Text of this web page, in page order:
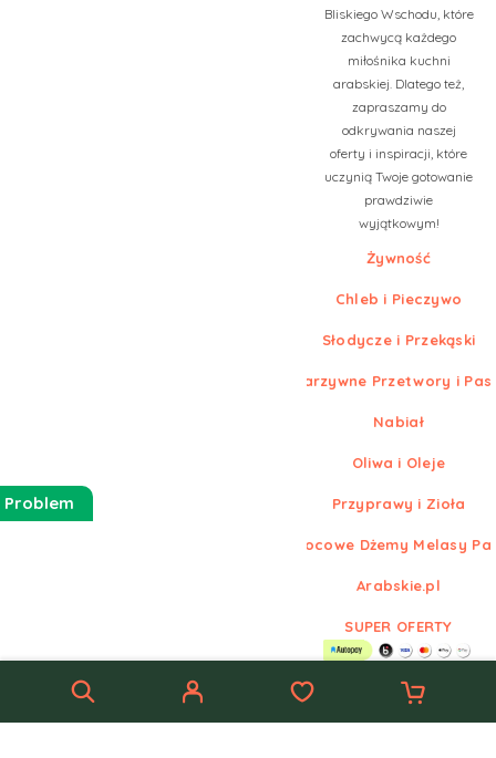
Bliskiego Wschodu, które
zachwycą każdego
miłośnika kuchni
arabskiej. Dlatego też,
zapraszamy do
odkrywania naszej
oferty i inspiracji, które
uczynią Twoje gotowanie
prawdziwie
wyjątkowym!
Żywność
Chleb i Pieczywo
Słodycze i Przekąski
Warzywne Przetwory i
Nabiał
Oliwa i Oleje
Przyprawy i Zioła
Owocowe Dżemy Melasy
Arabskie.pl
SUPER OFERTY
Arabskie.pl
Problem